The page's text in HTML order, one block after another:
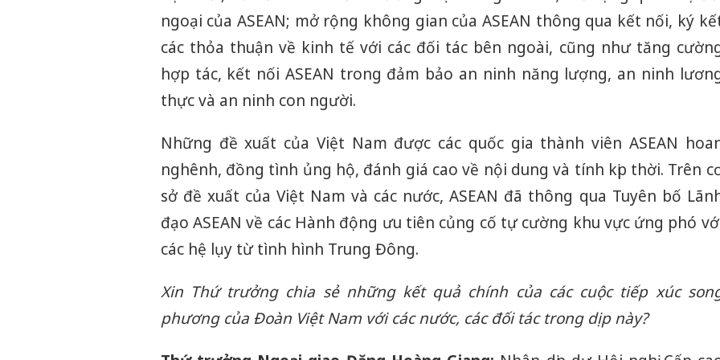
ngoại của ASEAN; mở rộng không gian của ASEAN thông qua kết nối, ký
các thỏa thuận về kinh tế với các đối tác bên ngoài, cũng như tăng
hợp tác, kết nối ASEAN trong đảm bảo an ninh năng lượng, an ninh
thực và an ninh con người.
Những đề xuất của Việt Nam được các quốc gia thành viên ASEAN
nghênh, đồng tình ủng hộ, đánh giá cao về nội dung và tính kịp thời. Trên
sở đề xuất của Việt Nam và các nước, ASEAN đã thông qua Tuyên bố
đạo ASEAN về các Hành động ưu tiên củng cố tự cường khu vực ứng phó
các hệ lụy từ tình hình Trung Đông.
Xin Thứ trưởng chia sẻ những kết quả chính của các cuộc tiếp xúc
phương của Đoàn Việt Nam với các nước, các đối tác trong dịp này?